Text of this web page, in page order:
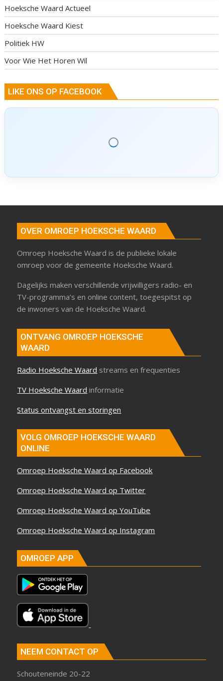
Hoeksche Waard Actueel
Hoeksche Waard Kiest
Politiek HW
Voor Wie Het Horen Wil
LIKE ONS OP FACEBOOK
OVER OMROEP HOEKSCHE WAARD
Omroep Hoeksche Waard is de publieke lokale
omroep voor de gemeente Hoeksche Waard.
Dagelijks maken verschillende vrijwilligers radio- en
TV-programma’s en online content, toegespitst op
de inwoners van de Hoeksche Waard.
ONTVANG OMROEP HOEKSCHE
WAARD
Radio Hoeksche Waardstreams en frequenties
TV Hoeksche Waard informatie
Status ontvangst en storingen
VOLG OMROEP HOEKSCHE WAARD
ONLINE
Omroep Hoeksche Waard op Facebook
Omroep Hoeksche Waard op Twitter
Omroep Hoeksche Waard op YouTube
Omroep Hoeksche Waard op Instagram
OMROEP APP
NEEM CONTACT OP